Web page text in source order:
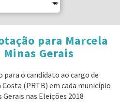
para Marcela
Gerais
para o candidato ao cargo de
(PRTB) em cada município
nas Eleições 2018